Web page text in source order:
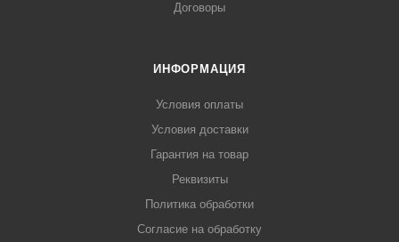
Договоры
ИНФОРМАЦИЯ
Условия оплаты
Условия доставки
Гарантия на товар
Реквизиты
Политика обработки
Согласие на обработку